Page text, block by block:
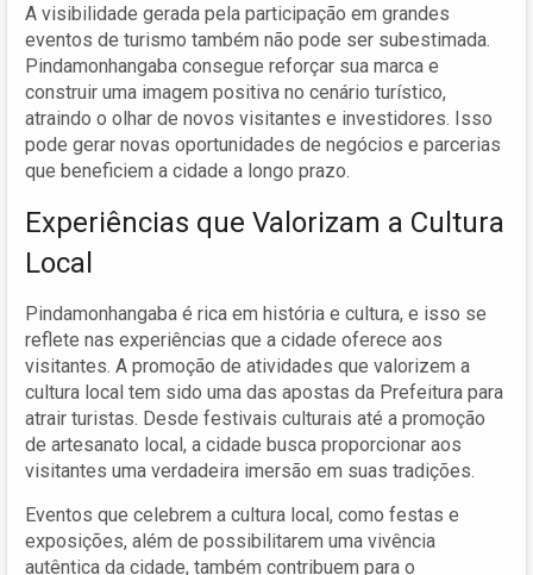
A visibilidade gerada pela participação em grandes
eventos de turismo também não pode ser subestimada.
Pindamonhangaba consegue reforçar sua marca e
construir uma imagem positiva no cenário turístico,
atraindo o olhar de novos visitantes e investidores. Isso
pode gerar novas oportunidades de negócios e parcerias
que beneficiem a cidade a longo prazo.
Experiências que Valorizam a Cultura
Local
Pindamonhangaba é rica em história e cultura, e isso se
reflete nas experiências que a cidade oferece aos
visitantes. A promoção de atividades que valorizem a
cultura local tem sido uma das apostas da Prefeitura para
atrair turistas. Desde festivais culturais até a promoção
de artesanato local, a cidade busca proporcionar aos
visitantes uma verdadeira imersão em suas tradições.
Eventos que celebrem a cultura local, como festas e
exposições, além de possibilitarem uma vivência
autêntica da cidade, também contribuem para o